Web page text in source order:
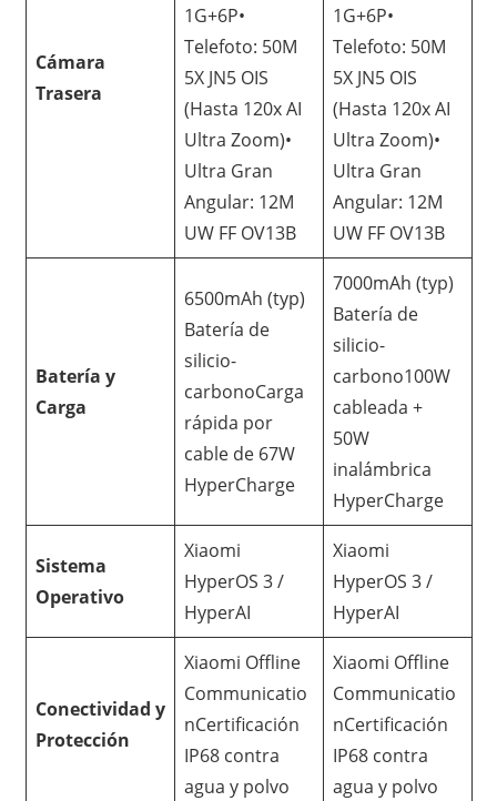
Cámara
Trasera
1G+6P•
Telefoto: 50M
5X JN5 OIS
(Hasta 120x AI
Ultra Zoom)•
Ultra Gran
Angular: 12M
UW FF OV13B
1G+6P•
Telefoto: 50M
5X JN5 OIS
(Hasta 120x AI
Ultra Zoom)•
Ultra Gran
Angular: 12M
UW FF OV13B
Batería y
Carga
6500mAh (typ)
Batería de
silicio-
carbonoCarga
rápida por
cable de 67W
HyperCharge
7000mAh (typ)
Batería de
silicio-
carbono100W
cableada +
50W
inalámbrica
HyperCharge
Sistema
Operativo
Xiaomi
HyperOS 3 /
HyperAI
Xiaomi
HyperOS 3 /
HyperAI
Conectividad y
Protección
Xiaomi Offline
Communicatio
nCertificación
IP68 contra
agua y polvo
Xiaomi Offline
Communicatio
nCertificación
IP68 contra
agua y polvo